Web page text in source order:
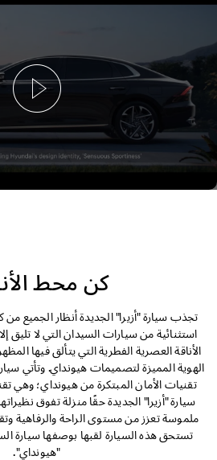
الأداء
الأمان
كن محط
تجذب سيارة "أزيرا" الجديدة أنظار
استثنائية من سيارات السيدان التي لا تليق
الأناقة العصرية الفطرية التي يتألق فيها
الهوية المميزة لتصميمات هيونداي. وتأتي
تقنيات الأمان المبتكرة من هيونداي؛
سيارة "أزيرا" الجديدة حقًا منزلة تفوق
ملموسة تعزز من مستوى الراحة والرفاهية
تستحق هذه السيارة لقبها بوصفها سيارة
"هيونداي".